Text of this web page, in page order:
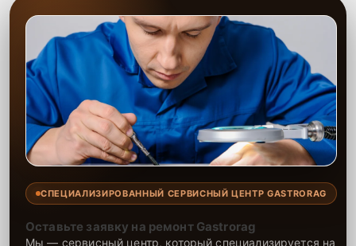
СПЕЦИАЛИЗИРОВАННЫЙ СЕРВИСНЫЙ ЦЕНТР GASTRORAG
Оставьте заявку на ремонт Gastrorag
Мы — сервисный центр, который специализируется на